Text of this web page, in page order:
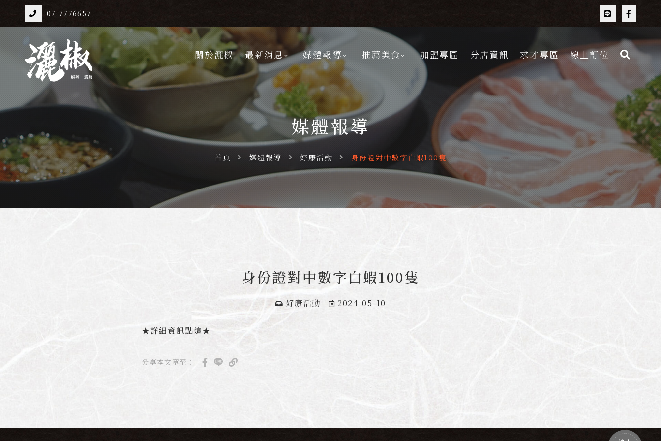
07-7776657
關於灑椒 最新消息 媒體報導 推薦美食 加盟專區 分店資訊 求才專區 線上訂位
媒體報導
首頁 媒體報導 好康活動 身份證對中數字白蝦100隻
身份證對中數字白蝦100隻
好康活動 2024-05-10
★詳細資訊點這★
分享本文章至：